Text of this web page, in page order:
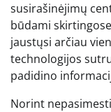
susirašinėjimų
būdami
jaustųsi arčiau
technologijos
padidino
Norint